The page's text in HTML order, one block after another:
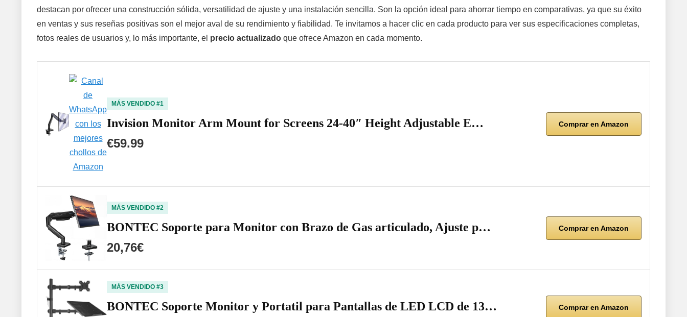
destacan por ofrecer una construcción sólida, versatilidad de ajuste y una instalación sencilla. Son la opción ideal para ahorrar tiempo en comparativas, ya que su éxito
en ventas y sus reseñas positivas son el mejor aval de su rendimiento y fiabilidad. Te invitamos a hacer clic en cada producto para ver sus especificaciones completas,
fotos reales de usuarios y, lo más importante, el precio actualizado que ofrece Amazon en cada momento.
MÁS VENDIDO #1
Invision Monitor Arm Mount for Screens 24-40″ Height Adjustable E…
€59.99
Comprar en Amazon
MÁS VENDIDO #2
BONTEC Soporte para Monitor con Brazo de Gas articulado, Ajuste p…
20,76€
Comprar en Amazon
MÁS VENDIDO #3
BONTEC Soporte Monitor y Portatil para Pantallas de LED LCD de 13… Comprar en Amazon